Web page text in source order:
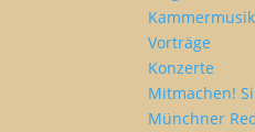
Vorträge
Konzerte
Mitmachen!
Münchner